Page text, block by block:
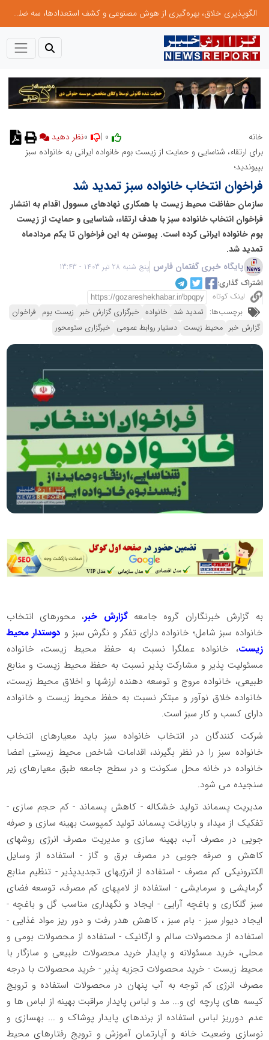
الگوپذیری خلاق، بهره‌گیری از هوش مصنوعی و کشف استعدادها، سه ضلع موفقیت جوانان کارآفرین
خانه
نظر دهید
برای ارتقاء، شناسایی و حمایت از زیست بوم خانواده ایرانی به خانواده سبز
بپیوندید؛
فراخوان انتخاب خانواده سبز تمدید شد
سازمان حفاظت محیط زیست با همکاری نهادهای مسوول اقدام به انتشار
فراخوان انتخاب خانواده سبز با هدف ارتقاء، شناسایی و حمایت از زیست
بوم خانواده ایرانی کرده است. پیوستن به این فراخوان تا یکم مردادماه
تمدید شد.
پایگاه خبری گفتمان فارس پنج شنبه 28 تیر 1403 - 13:43
اشتراک گذاری:
لینک کوتاه
برچسب‌ها: تمدید شد خانواده خبرگزاری گزارش خبر زیست بوم فراخوان
گزارش خبر محیط زیست دستیار روابط عمومی خبرگزاری سئومحور
به گزارش خبرنگاران گروه جامعهگزارش خبر، محورهای انتخاب
خانواده سبز شامل؛ خانواده دارای تفکر و نگرش سبز و دوستدار محیط
زیست، خانواده عملگرا نسبت به حفظ محیط زیست، خانواده
مسئولیت پذیر و مشارکت پذیر نسبت به حفظ محیط زیست و منابع
طبیعی، خانواده مروج و توسعه دهنده ارزشها و اخلاق محیط زیست،
خانواده خلاق نوآور و مبتکر نسبت به حفظ محیط زیست و خانواده
دارای کسب و کار سبز است.
شرکت کنندگان در انتخاب خانواده سبز باید معیارهای انتخاب
خانواده سبز را در نظر بگیرند، اقدامات شاخص محیط زیستی اعضا
خانواده در خانه محل سکونت و در سطح جامعه طبق معیارهای زیر
سنجیده می شود.
مدیریت پسماند تولید خشکاله - کاهش پسماند - کم حجم سازی -
تفکیک از میداء و بازیافت پسماند تولید کمپوست بهینه سازی و صرفه
جویی در مصرف آب، بهینه سازی و مدیریت مصرف انرژی روشهای
کاهش و صرفه جویی در مصرف برق و گاز - استفاده از وسایل
الکترونیکی کم مصرف - استفاده از انرژیهای تجدیدپذیر - تنظیم منابع
گرمایشی و سرمایشی - استفاده از لامپهای کم مصرف، توسعه فضای
سبز گلکاری و باغچه آرایی - ایجاد و نگهداری مناسب گل و باغچه -
ایجاد دیوار سبز - بام سبز ، کاهش هدر رفت و دور ریز مواد غذایی -
استفاده از محصولات سالم و ارگانیک - استفاده از محصولات بومی و
محلی، خرید مسئولانه و پایدار خرید محصولات طبیعی و سازگار با
محیط زیست - خرید محصولات تجزیه پذیر - خرید محصولات با درجه
مصرف انرژی کم توجه به آب پنهان در محصولات استفاده و ترویج
کیسه های پارچه ای و... مد و لباس پایدار مراقبت بهینه از لباس ها و
عدم دورریز لباس استفاده از برندهای پایدار پوشاک و ... بهسازی و
نوسازی وضعیت خانه و آپارتمان آموزش و ترویج رفتارهای محیط